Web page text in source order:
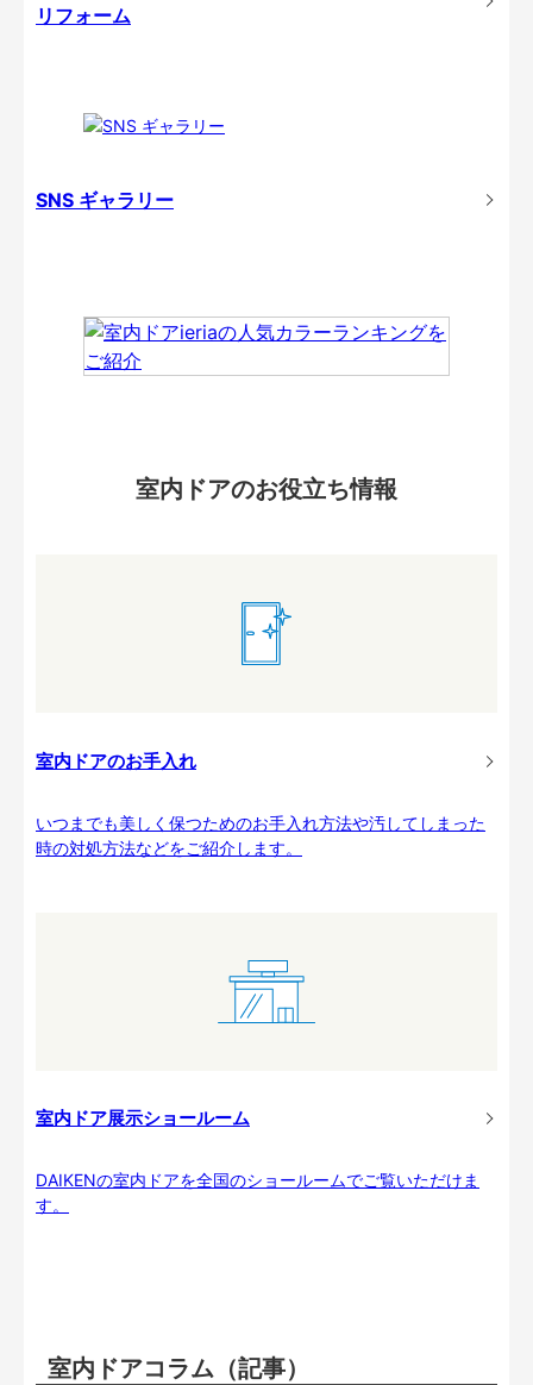
リフォーム
SNS ギャラリー
室内ドアのお役立ち情報
室内ドアのお手入れ
いつまでも美しく保つためのお手入れ方法や汚してしまった
時の対処方法などをご紹介します。
室内ドア展示ショールーム
DAIKENの室内ドアを全国のショールームでご覧いただけま
す。
室内ドアコラム（記事）